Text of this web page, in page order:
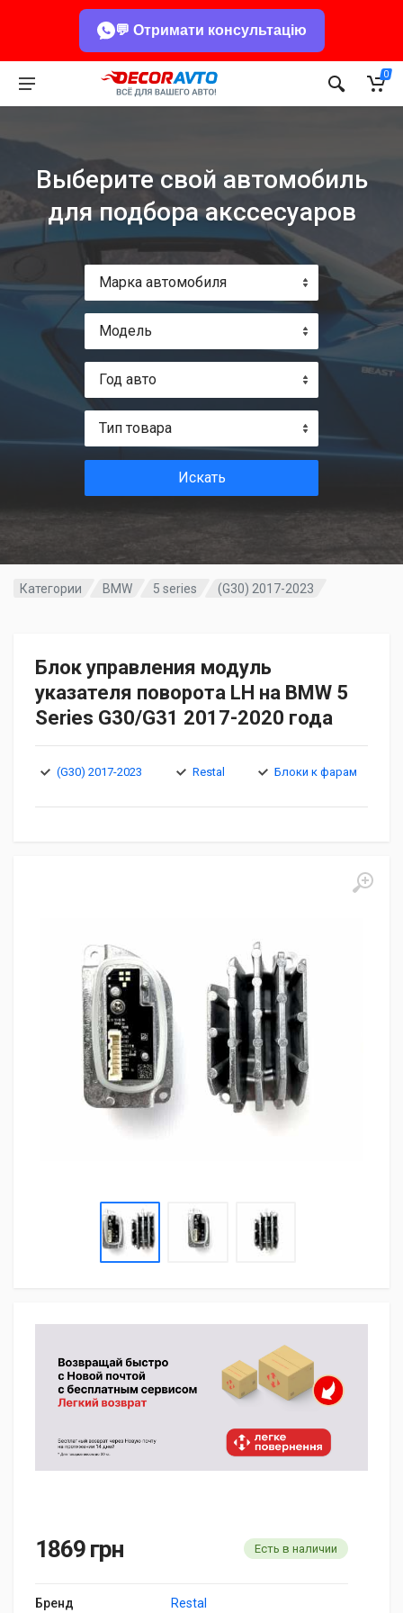
💬 Отримати консультацію
0
Выберите свой автомобиль
для подбора акссесуаров
Марка автомобиля
Модель
Год авто
Тип товара
Искать
Категории BMW 5 series (G30) 2017-2023
Блок управления модуль
указателя поворота LH на BMW 5
Series G30/G31 2017-2020 года
(G30) 2017-2023 Restal Блоки к фарам
1869 грн Есть в наличии
Бренд Restal